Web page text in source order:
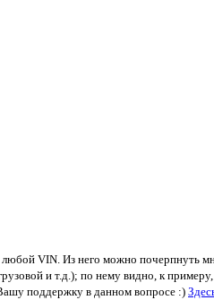
любой VIN. Из него можно почерпнуть
и т.д.); по нему видно, к
поддержку в данном вопросе :)